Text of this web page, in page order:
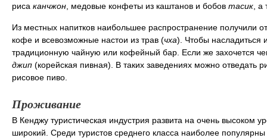
риса канчжон , медовые конфеты из каштанов и бобов тасик ,
Из местных напитков наибольшее распространение получили
кофе и всевозможные настои из трав (чха). Чтобы насладиться
традиционную чайную или кофейный бар. Если же захочется
джип (корейская пивная). В таких заведениях можно отведать
рисовое пиво.
Проживание
В Кенджу туристическая индустрия развита на очень высоком
широкий. Среди туристов среднего класса наиболее